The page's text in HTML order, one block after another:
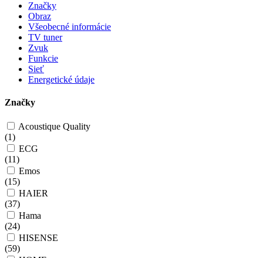
Značky
Obraz
Všeobecné informácie
TV tuner
Zvuk
Funkcie
Sieť
Energetické údaje
Značky
Acoustique Quality
(1)
ECG
(11)
Emos
(15)
HAIER
(37)
Hama
(24)
HISENSE
(59)